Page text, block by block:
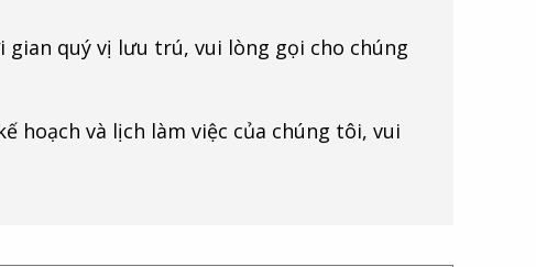
quý vị lưu trú, vui lòng gọi cho chúng
hoạch và lịch làm việc của chúng tôi, vui